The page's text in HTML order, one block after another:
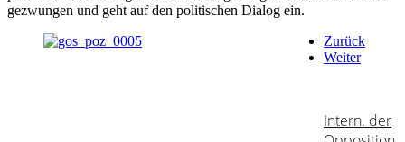
gezwungen und geht auf den politischen Dialog ein.
Zurück
Weiter
Intern. der